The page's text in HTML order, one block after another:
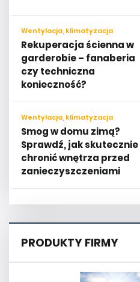
Wentylacja, klimatyzacja
Rekuperacja ścienna w
garderobie – fanaberia
czy techniczna
konieczność?
Wentylacja, klimatyzacja
Smog w domu zimą?
Sprawdź, jak skutecznie
chronić wnętrza przed
zanieczyszczeniami
PRODUKTY FIRMY